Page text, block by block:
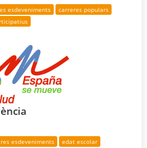
esdeveniments
carreres populars
esdeveniments
edat escolar